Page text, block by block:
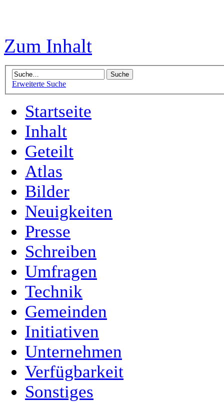
Zum Inhalt
Erweiterte Suche
Startseite
Inhalt
Geteilt
Atlas
Bilder
Neuigkeiten
Presse
Schreiben
Umfragen
Technik
Gemeinden
Initiativen
Unternehmen
Verfügbarkeit
Sonstiges